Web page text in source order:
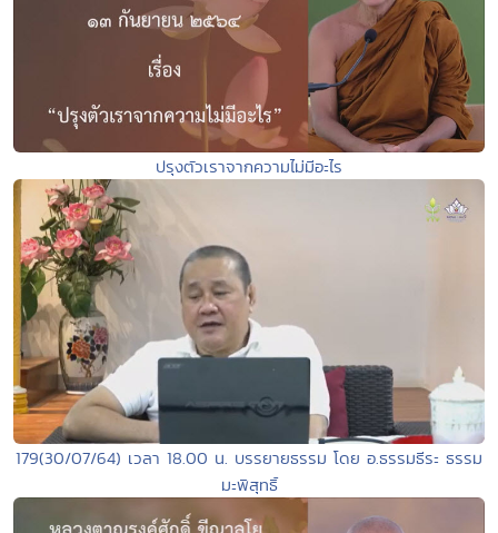
ปรุงตัวเราจากความไม่มีอะไร
179(30/07/64) เวลา 18.00 น. บรรยายธรรม โดย อ.ธรรมธีระ ธรรม
มะพิสุทธิ์